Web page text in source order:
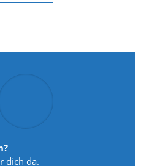
dich da.